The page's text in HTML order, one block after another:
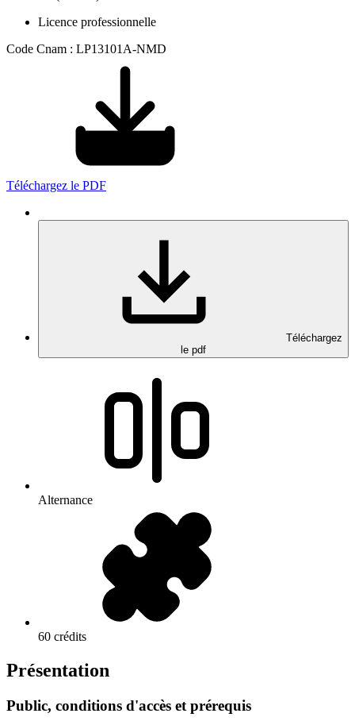
Licence professionnelle
Code Cnam : LP13101A-NMD
Téléchargez le PDF
Téléchargez
le pdf
Alternance
60 crédits
Présentation
Public, conditions d'accès et prérequis